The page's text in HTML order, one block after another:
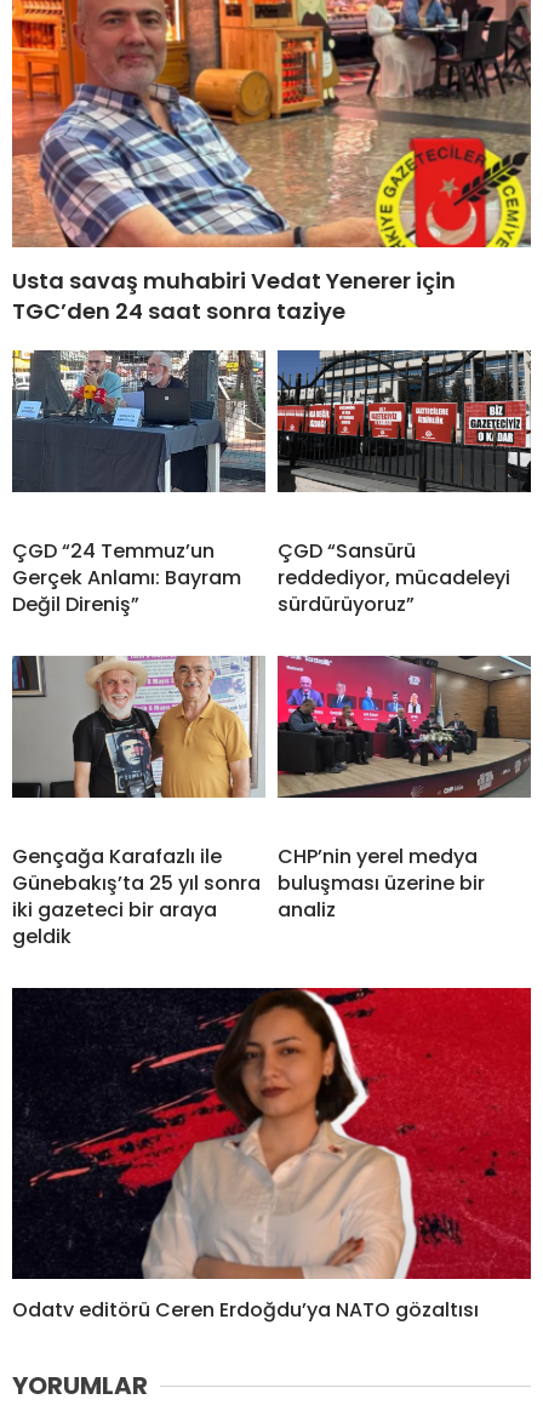
Usta savaş muhabiri Vedat Yenerer için
TGC’den 24 saat sonra taziye
ÇGD “24 Temmuz’un
Gerçek Anlamı: Bayram
Değil Direniş”
ÇGD “Sansürü
reddediyor, mücadeleyi
sürdürüyoruz”
Gençağa Karafazlı ile
Günebakış’ta 25 yıl sonra
iki gazeteci bir araya
geldik
CHP’nin yerel medya
buluşması üzerine bir
analiz
Odatv editörü Ceren Erdoğdu’ya NATO gözaltısı
YORUMLAR